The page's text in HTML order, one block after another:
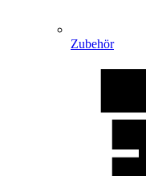
Zubehör